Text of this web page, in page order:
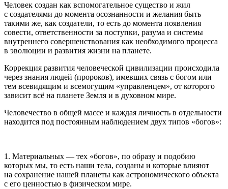
Человек создан как вспомогательное существо и жил
с создателями до момента осознанности и желания быть
такими же, как создатели, то есть до момента появления
совести, ответственности за поступки, разума и системы
внутреннего совершенствования как необходимого процесса
в эволюции и развития жизни на планете.
Коррекция развития человеческой цивилизации происходила
через знания людей (пророков), имевших связь с богом или
тем всевидящим и всемогущим «управленцем», от которого
зависит всё на планете Земля и в духовном мире.
Человечество в общей массе и каждая личность в отдельности
находится под постоянным наблюдением двух типов «богов»:
1. Материальных — тех «богов», по образу и подобию
которых мы, то есть наши тела, созданы и которые влияют
на сохранение нашей планеты как астрономического объекта
с его ценностью в физическом мире.